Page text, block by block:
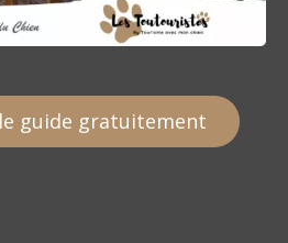
guide gratuitement